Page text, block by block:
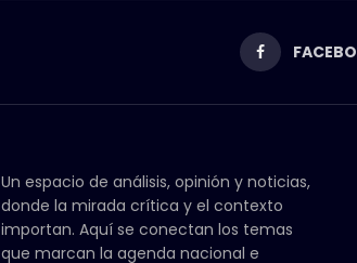
Un espacio de análisis, opinión y noticias,
donde la mirada crítica y el contexto
importan. Aquí se conectan los temas
que marcan la agenda nacional e